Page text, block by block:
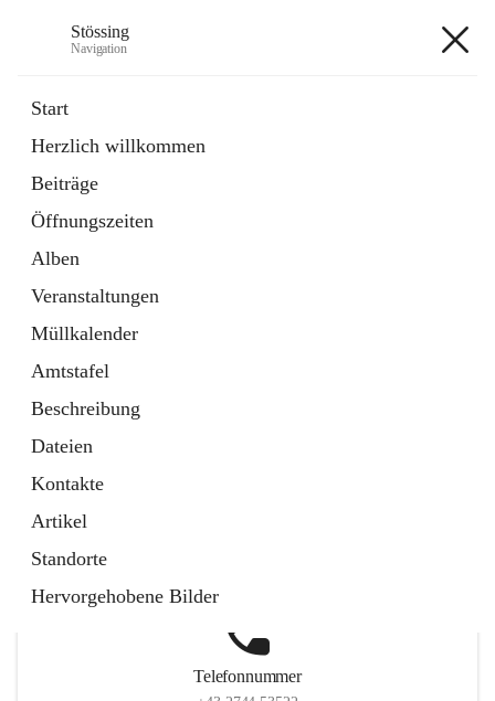
Stössing
Navigation
Start
Herzlich willkommen
Beiträge
Öffnungszeiten
Alben
Veranstaltungen
Müllkalender
Amtstafel
Beschreibung
Dateien
Kontakte
Artikel
Standorte
Hervorgehobene Bilder
Datei
in
Tab
Kindergarten
öffnet
in
neuem
Tab
Telefonnummer